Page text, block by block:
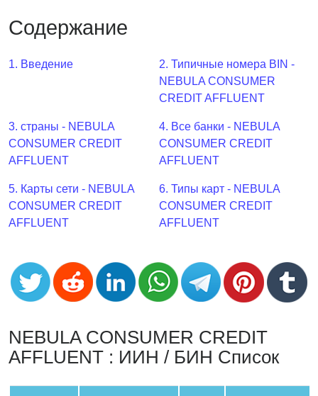
BIN
v2
Generator
from
Banks
Credit
Card
Validator
Card
Generator
Card
Generator
Generate
Содержание
1. Введение
2. Типичные номера BIN -
NEBULA CONSUMER
CREDIT AFFLUENT
3. страны - NEBULA
CONSUMER CREDIT
AFFLUENT
4. Все банки - NEBULA
CONSUMER CREDIT
AFFLUENT
5. Карты сети - NEBULA
CONSUMER CREDIT
AFFLUENT
6. Типы карт - NEBULA
CONSUMER CREDIT
AFFLUENT
NEBULA CONSUMER CREDIT
AFFLUENT : ИИН / БИН Список